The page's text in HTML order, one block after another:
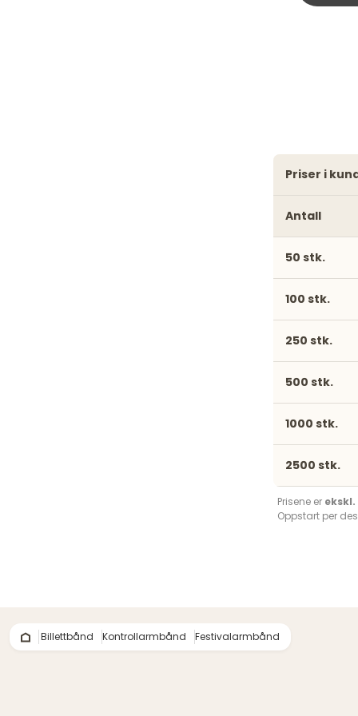
priser i
Antall
50 stk.
100 stk.
250 stk.
500 stk.
1000 stk.
2500 stk.
Prisene er
Oppstart per
Billettbånd Kontrollarmbånd Festivalarmbånd